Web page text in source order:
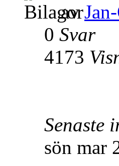
av
0 Svar
4173
Senaste
sön mar